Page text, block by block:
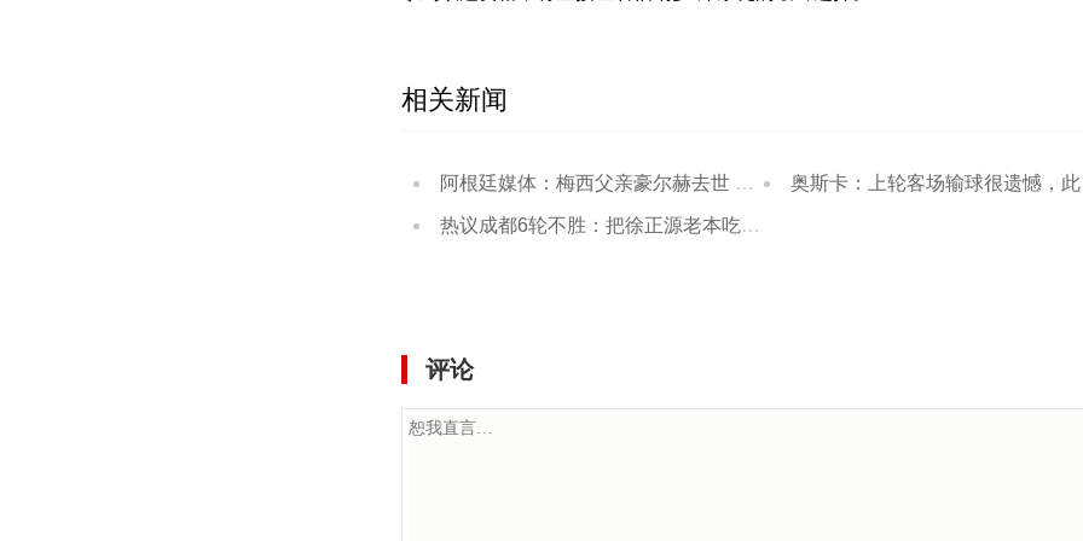
相关新闻
阿根廷媒体：梅西父亲豪尔赫去世 享年68岁 奥斯卡：上轮客场输球很遗憾，此役我们非常解气地拿回3分
热议成都6轮不胜：把徐正源老本吃没了；分差若进入个位数会有连锁反应
评论